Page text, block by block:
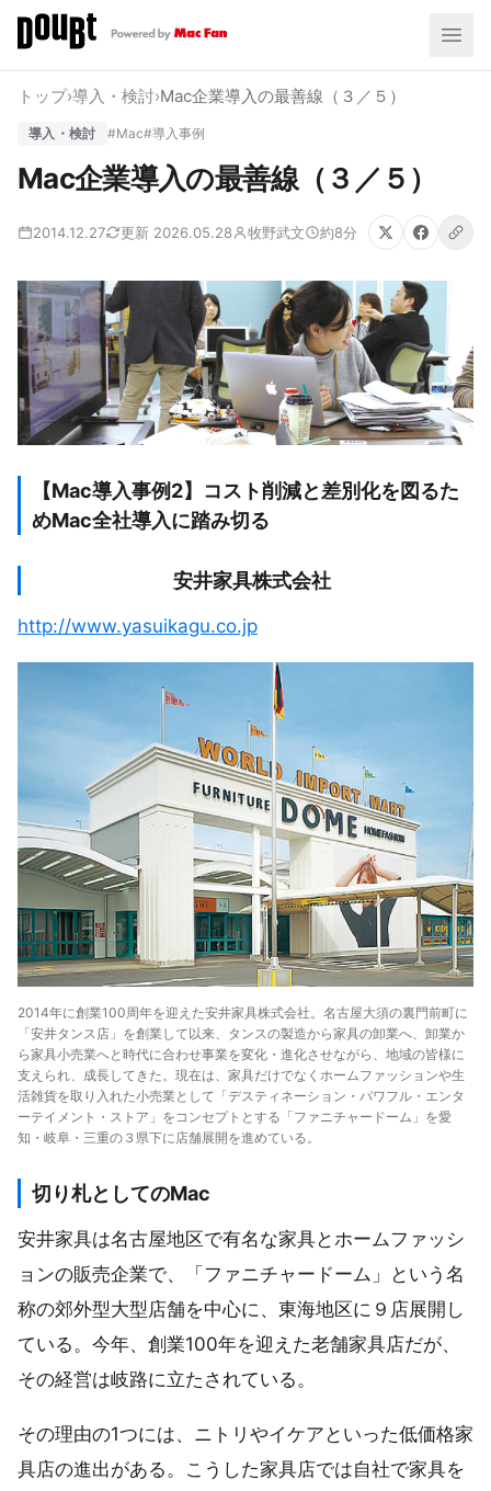
トップ›導入・検討›Mac企業導入の最善線（３／５）
導入・検討 #Mac#導入事例
Mac企業導入の最善線（３／５）
2014.12.27 更新 2026.05.28 牧野武文 約8分
【Mac導入事例2】コスト削減と差別化を図るた
めMac全社導入に踏み切る
安井家具株式会社
http://www.yasuikagu.co.jp
2014年に創業100周年を迎えた安井家具株式会社。名古屋大須の裏門前町に
「安井タンス店」を創業して以来、タンスの製造から家具の卸業へ、卸業か
ら家具小売業へと時代に合わせ事業を変化・進化させながら、地域の皆様に
支えられ、成長してきた。現在は、家具だけでなくホームファッションや生
活雑貨を取り入れた小売業として「デスティネーション・パワフル・エンタ
ーテイメント・ストア」をコンセプトとする「ファニチャードーム」を愛
知・岐阜・三重の３県下に店舗展開を進めている。
切り札としてのMac
安井家具は名古屋地区で有名な家具とホームファッシ
ョンの販売企業で、「ファニチャードーム」という名
称の郊外型大型店舗を中心に、東海地区に９店展開し
ている。今年、創業100年を迎えた老舗家具店だが、
その経営は岐路に立たされている。
その理由の1つには、ニトリやイケアといった低価格家
具店の進出がある。こうした家具店では自社で家具を